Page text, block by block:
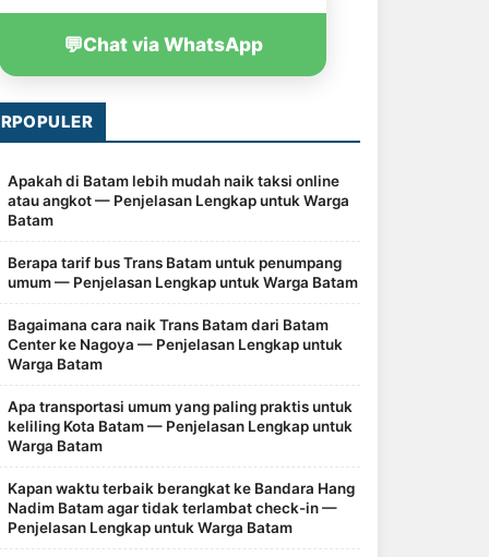
💬Chat via WhatsApp
Apakah di Batam lebih mudah naik taksi online
atau angkot — Penjelasan Lengkap untuk Warga
Batam
Berapa tarif bus Trans Batam untuk penumpang
umum — Penjelasan Lengkap untuk Warga Batam
Bagaimana cara naik Trans Batam dari Batam
Center ke Nagoya — Penjelasan Lengkap untuk
Warga Batam
Apa transportasi umum yang paling praktis untuk
keliling Kota Batam — Penjelasan Lengkap untuk
Warga Batam
Kapan waktu terbaik berangkat ke Bandara Hang
Nadim Batam agar tidak terlambat check-in —
Penjelasan Lengkap untuk Warga Batam